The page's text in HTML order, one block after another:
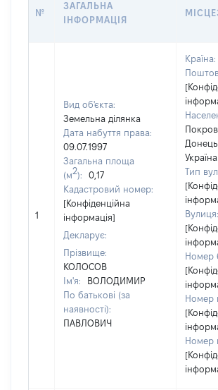
№
ЗАГАЛЬНА
ІНФОРМАЦІЯ
1
Вид об'єкта:
Земельна ділянка
Дата набуття права:
09.07.1997
Загальна площа
(м2):
0,17
Кадастровий номер:
[Конфіденційна
інформація]
Декларує:
Прізвище:
КОЛОСОВ
Ім'я:
ВОЛОДИМИР
По батькові (за
наявності):
ПАВЛОВИЧ
Країна:
Україна
Тип
Вулиця:
Номер
Номер
Номер